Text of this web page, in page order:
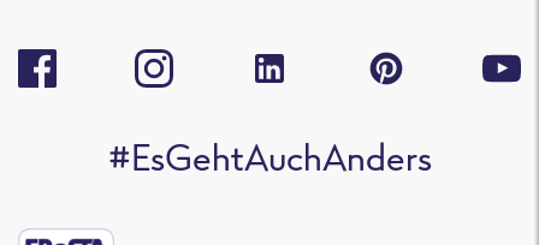
#EsGehtAuchAnders